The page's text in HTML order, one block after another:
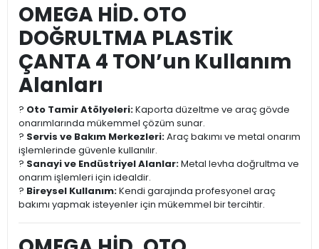
OMEGA HİD. OTO
DOĞRULTMA PLASTİK
ÇANTA 4 TON’un Kullanım
Alanları
? Oto Tamir Atölyeleri:Kaporta düzeltme ve araç gövde
onarımlarında mükemmel çözüm sunar.
? Servis ve Bakım Merkezleri:Araç bakımı ve metal onarım
işlemlerinde güvenle kullanılır.
? Sanayi ve Endüstriyel Alanlar:Metal levha doğrultma ve
onarım işlemleri için idealdir.
? Bireysel Kullanım:Kendi garajında profesyonel araç
bakımı yapmak isteyenler için mükemmel bir tercihtir.